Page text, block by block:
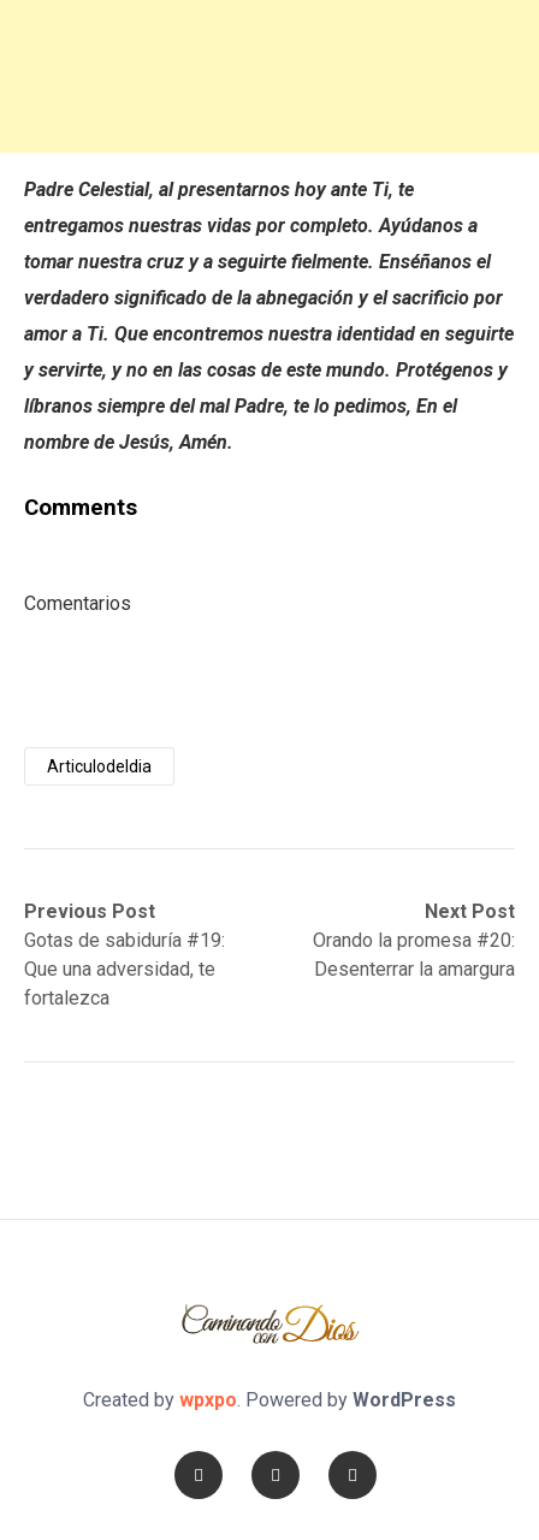
Padre Celestial, al presentarnos hoy ante Ti, te
entregamos nuestras vidas por completo. Ayúdanos a
tomar nuestra cruz y a seguirte fielmente. Enséñanos el
verdadero significado de la abnegación y el sacrificio por
amor a Ti. Que encontremos nuestra identidad en seguirte
y servirte, y no en las cosas de este mundo. Protégenos y
líbranos siempre del mal Padre, te lo pedimos, En el
nombre de Jesús, Amén.
Comments
Comentarios
Articulodeldia
Post
navigation
Previous Post
Previous
post:Gotas de sabiduría #19:
Que una adversidad, te
fortalezca
Next Post
Next
post:
Orando la promesa #20:
Desenterrar la amargura
Created by wpxpo. Powered by WordPress